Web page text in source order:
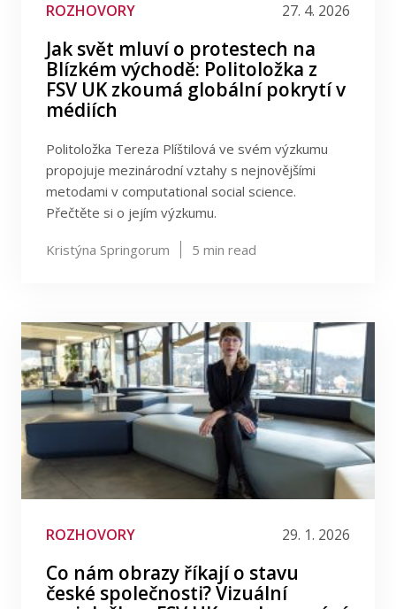
ROZHOVORY 27. 4. 2026
Jak svět mluví o protestech na
Blízkém východě: Politoložka z
FSV UK zkoumá globální pokrytí v
médiích
Politoložka Tereza Plíštilová ve svém výzkumu
propojuje mezinárodní vztahy s nejnovějšími
metodami v computational social science.
Přečtěte si o jejím výzkumu.
Kristýna Springorum 5 min read
ROZHOVORY 29. 1. 2026
Co nám obrazy říkají o stavu
české společnosti? Vizuální